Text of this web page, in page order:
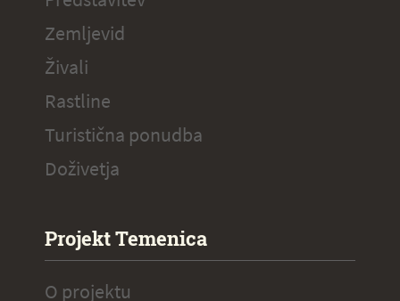
Zemljevid
Živali
Rastline
Turistična ponudba
Doživetja
Projekt Temenica
O projektu